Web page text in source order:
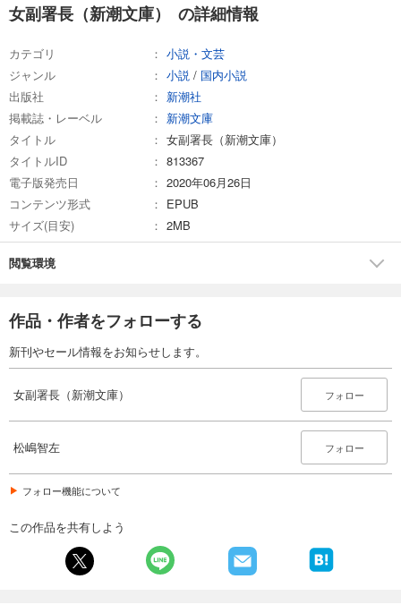
女副署長（新潮文庫） の詳細情報
カテゴリ
小説・文芸
ジャンル
小説 / 国内小説
出版社
新潮社
掲載誌・レーベル
新潮文庫
タイトル
女副署長（新潮文庫）
タイトルID
813367
電子版発売日
2020年06月26日
コンテンツ形式
EPUB
サイズ(目安)
2MB
閲覧環境
作品・作者をフォローする
新刊やセール情報をお知らせします。
女副署長（新潮文庫） フォロー
松嶋智左 フォロー
フォロー機能について
この作品を共有しよう